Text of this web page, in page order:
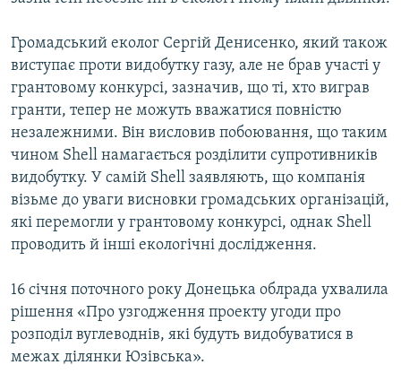
Громадський еколог Сергій Денисенко, який також
виступає проти видобутку газу, але не брав участі у
грантовому конкурсі, зазначив, що ті, хто виграв
гранти, тепер не можуть вважатися повністю
незалежними. Він висловив побоювання, що таким
чином Shell намагається розділити супротивників
видобутку. У самій Shell заявляють, що компанія
візьме до уваги висновки громадських організацій,
які перемогли у грантовому конкурсі, однак Shell
проводить й інші екологічні дослідження.
16 січня поточного року Донецька облрада ухвалила
рішення «Про узгодження проекту угоди про
розподіл вуглеводнів, які будуть видобуватися в
межах ділянки Юзівська».